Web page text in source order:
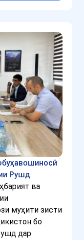
Рушд
ва
муҳити зисти
бо
дар